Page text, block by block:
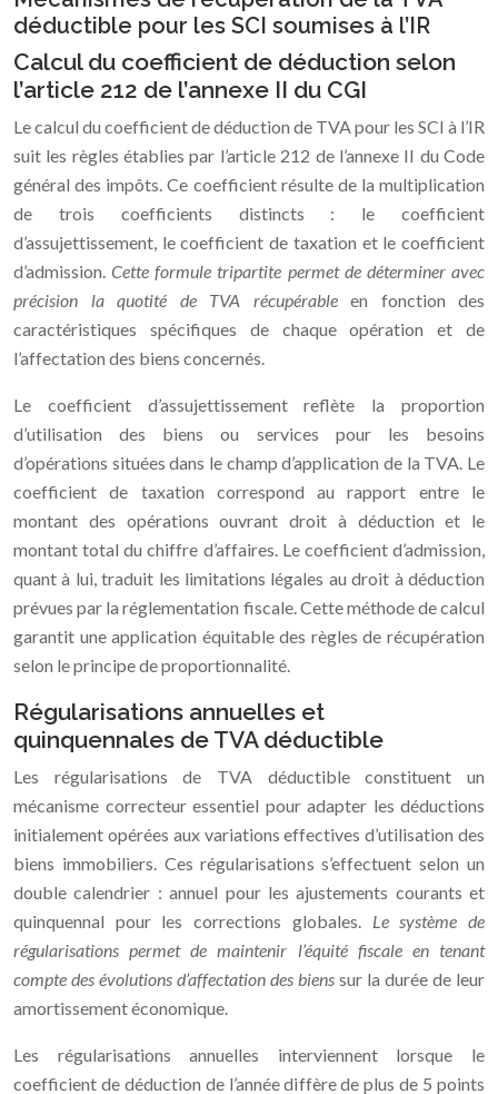
déductible pour les SCI soumises à l’IR
Calcul du coefficient de déduction selon
l’article 212 de l’annexe II du CGI
Le calcul du coefficient de déduction de TVA pour les SCI à l’IR
suit les règles établies par l’article 212 de l’annexe II du Code
général des impôts. Ce coefficient résulte de la multiplication
de trois coefficients distincts : le coefficient
d’assujettissement, le coefficient de taxation et le coefficient
d’admission.Cette formule tripartite permet de déterminer avec
précision la quotité de TVA récupérable en fonction des
caractéristiques spécifiques de chaque opération et de
l’affectation des biens concernés.
Le coefficient d’assujettissement reflète la proportion
d’utilisation des biens ou services pour les besoins
d’opérations situées dans le champ d’application de la TVA. Le
coefficient de taxation correspond au rapport entre le
montant des opérations ouvrant droit à déduction et le
montant total du chiffre d’affaires. Le coefficient d’admission,
quant à lui, traduit les limitations légales au droit à déduction
prévues par la réglementation fiscale. Cette méthode de calcul
garantit une application équitable des règles de récupération
selon le principe de proportionnalité.
Régularisations annuelles et
quinquennales de TVA déductible
Les régularisations de TVA déductible constituent un
mécanisme correcteur essentiel pour adapter les déductions
initialement opérées aux variations effectives d’utilisation des
biens immobiliers. Ces régularisations s’effectuent selon un
double calendrier : annuel pour les ajustements courants et
quinquennal pour les corrections globales. Le système de
régularisations permet de maintenir l’équité fiscale en tenant
compte des évolutions d’affectation des biens sur la durée de leur
amortissement économique.
Les régularisations annuelles interviennent lorsque le
coefficient de déduction de l’année diffère de plus de 5 points